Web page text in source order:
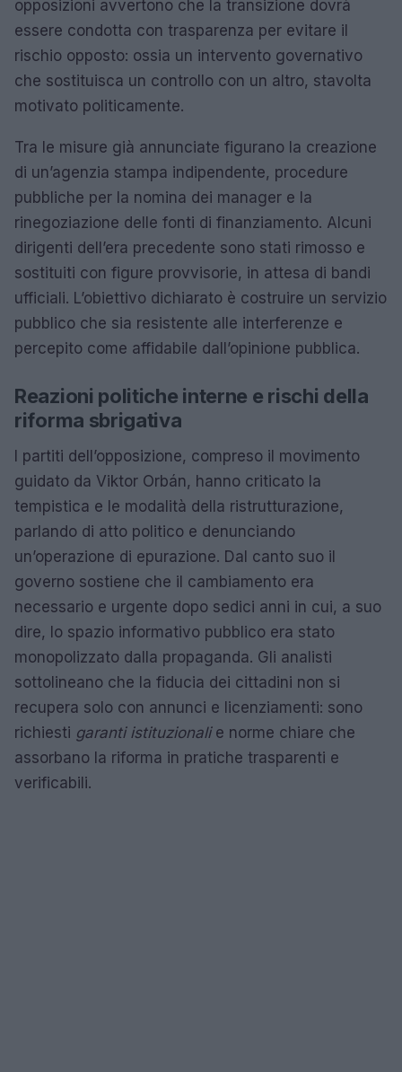
opposizioni avvertono che la transizione dovrà
essere condotta con trasparenza per evitare il
rischio opposto: ossia un intervento governativo
che sostituisca un controllo con un altro, stavolta
motivato politicamente.
Tra le misure già annunciate figurano la creazione
di un’agenzia stampa indipendente, procedure
pubbliche per la nomina dei manager e la
rinegoziazione delle fonti di finanziamento. Alcuni
dirigenti dell’era precedente sono stati rimosso e
sostituiti con figure provvisorie, in attesa di bandi
ufficiali. L’obiettivo dichiarato è costruire un servizio
pubblico che sia resistente alle interferenze e
percepito come affidabile dall’opinione pubblica.
Reazioni politiche interne e rischi della
riforma sbrigativa
I partiti dell’opposizione, compreso il movimento
guidato da Viktor Orbán, hanno criticato la
tempistica e le modalità della ristrutturazione,
parlando di atto politico e denunciando
un’operazione di epurazione. Dal canto suo il
governo sostiene che il cambiamento era
necessario e urgente dopo sedici anni in cui, a suo
dire, lo spazio informativo pubblico era stato
monopolizzato dalla propaganda. Gli analisti
sottolineano che la fiducia dei cittadini non si
recupera solo con annunci e licenziamenti: sono
richiesti garanti istituzionalie norme chiare che
assorbano la riforma in pratiche trasparenti e
verificabili.